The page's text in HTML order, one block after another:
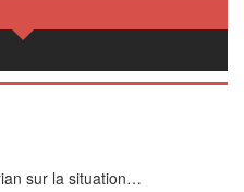
sur la situation…